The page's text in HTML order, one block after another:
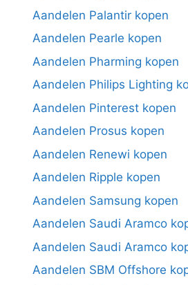
Aandelen Palantir kopen
Aandelen Pearle kopen
Aandelen Pharming kopen
Aandelen Philips Lighting
Aandelen Pinterest kopen
Aandelen Prosus kopen
Aandelen Renewi kopen
Aandelen Ripple kopen
Aandelen Samsung kopen
Aandelen Saudi Aramco
Aandelen Saudi Aramco
Aandelen SBM Offshore